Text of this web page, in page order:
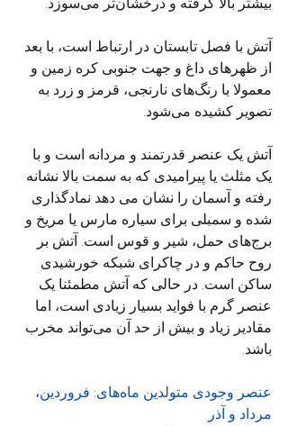
آتش با فصل تابستان در ارتباط است، با بعد
از ظهرهای داغ و جهت جنوبی کره زمین و
معمولا با رنگ‌های نارنجی، قرمز و زرد به
تصویر کشیده می‌شود.
آتش یک عنصر قدرتمند و مردانه است و با
یک مثلث یا پیرامیدی که به سمت بالا نشانه
رفته و آسمان را نشان می دهد نمادگذاری
شده و سمبلی برای سیاره مارس یا مریخ و
برج‌های حمل، شیر و قوس است. آتش بر
روح حاکم و در چاکرای شبکه خورشیدی
ساکن است. در حالی که آتش مطمئنا یک
عنصر گرم با فواید بسیار زیادی است، اما
مقادیر زیاد و بیش از حد آن می‌تواند مخرب
باشد.
عنصر وجودی متولدین ماه‌های: فروردین،
مرداد و آذر